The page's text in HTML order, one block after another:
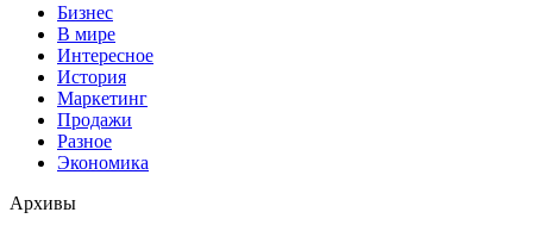
Бизнес
В мире
Интересное
История
Маркетинг
Продажи
Разное
Экономика
Архивы